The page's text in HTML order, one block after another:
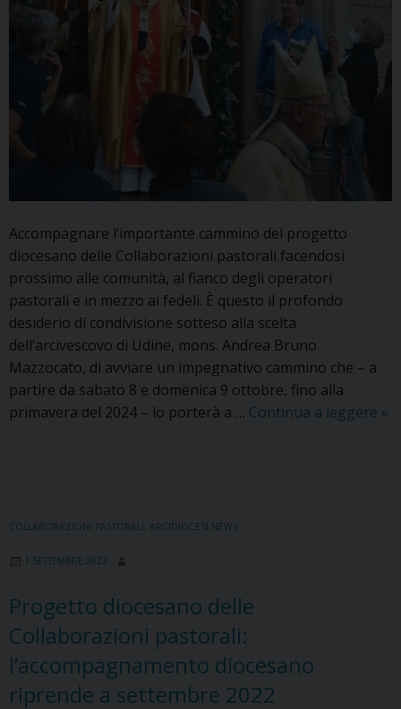
Accompagnare l’importante cammino del progetto
diocesano delle Collaborazioni pastorali facendosi
prossimo alle comunità, al fianco degli operatori
pastorali e in mezzo ai fedeli. È questo il profondo
desiderio di condivisione sotteso alla scelta
dell’arcivescovo di Udine, mons. Andrea Bruno
Mazzocato, di avviare un impegnativo cammino che – a
partire da sabato 8 e domenica 9 ottobre, fino alla
primavera del 2024 – lo porterà a … Continua a leggere »
COLLABORAZIONI PASTORALI ARCIDIOCESI NEWS
1 SETTEMBRE 2022
Progetto diocesano delle
Collaborazioni pastorali:
l’accompagnamento diocesano
riprende a settembre 2022